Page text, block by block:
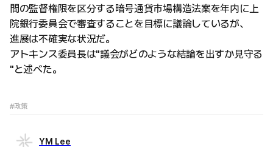
間の監督権限を区分する暗号通貨市場構造法案を年内に上
院銀行委員会で審査することを目標に議論しているが、
進展は不確実な状況だ。
アトキンス委員長は"議会がどのような結論を出すか見守る
"と述べた。
#政策
YM Lee